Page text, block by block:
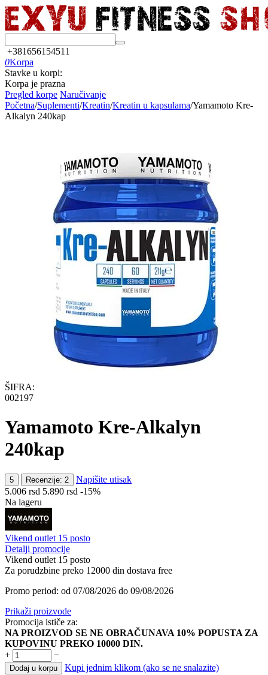
+381656154511
0Korpa
Stavke u korpi:
Korpa je prazna
Pregled korpe Naručivanje
Početna/Suplementi/Kreatin/Kreatin u kapsulama/Yamamoto Kre-
Alkalyn 240kap
ŠIFRA:
002197
Yamamoto Kre-Alkalyn
240kap
5 Recenzije: 2
Napišite utisak
5.006 rsd 5.890 rsd -15%
Na lageru
Vikend outlet 15 posto
Detalji promocije
Vikend outlet 15 posto
Za porudzbine preko 12000 din dostava free
Promo period: od 07/08/2026 do 09/08/2026
Prikaži proizvode
Promocija ističe za:
NA PROIZVOD SE NE OBRAČUNAVA 10% POPUSTA ZA
KUPOVINU PREKO 10000 DIN.
+
−
Dodaj u korpu
Kupi jednim klikom (ako se ne snalazite)